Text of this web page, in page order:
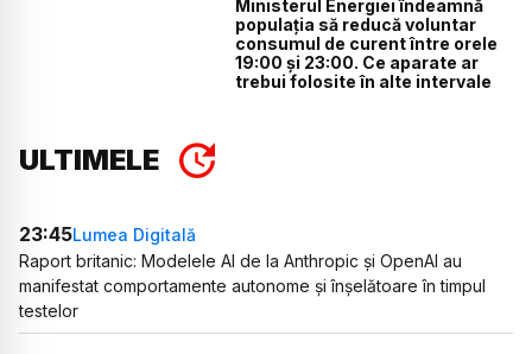
Ministerul Energiei îndeamnă
populația să reducă voluntar
consumul de curent între orele
19:00 și 23:00. Ce aparate ar
trebui folosite în alte intervale
ULTIMELE
23:45Lumea Digitală
Raport britanic: Modelele AI de la Anthropic și OpenAI au
manifestat comportamente autonome și înșelătoare în timpul
testelor